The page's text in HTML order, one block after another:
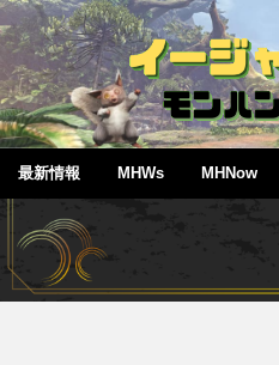
最新情報 MHWs MHNow